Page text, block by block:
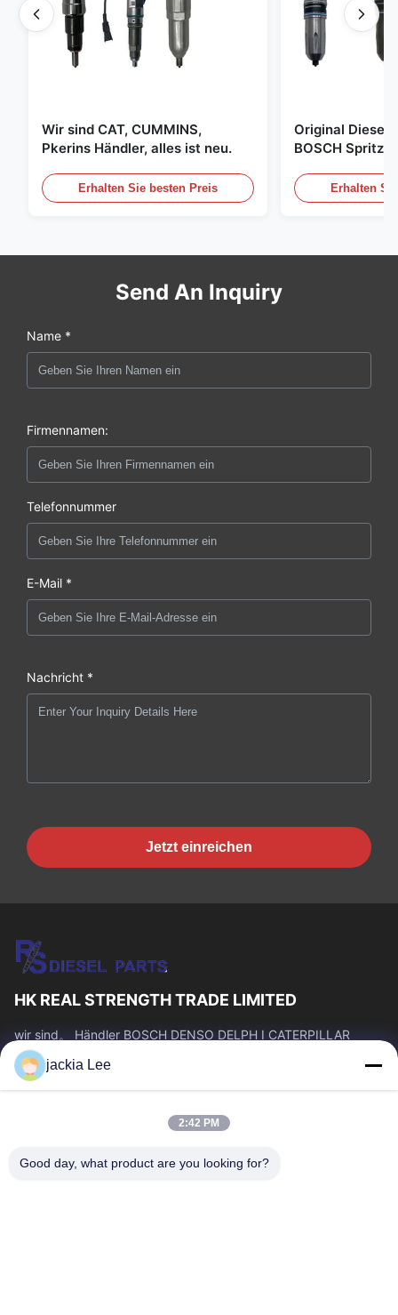
Wir sind CAT, CUMMINS,
Pkerins Händler, alles ist neu.
Erhalten Sie besten Preis
Original Diesel
BOSCH
Erhalten
Send An Inquiry
Name *
Firmennamen:
Telefonnummer
E-Mail *
Nachricht *
Jetzt einreichen
HK REAL STRENGTH TRADE LIMITED
wir sind。 Händler BOSCH DENSO DELPH I CATERPILLAR
VOLVO CUMMINS TOYOTA ISUZU Company whatsapp Zahl:
0086 159 2067 9523.
Schnelllinks
Produkte
Über Uns
Werksbesichtigung
jackia Lee
2:42 PM
Good day, what product are you looking for?